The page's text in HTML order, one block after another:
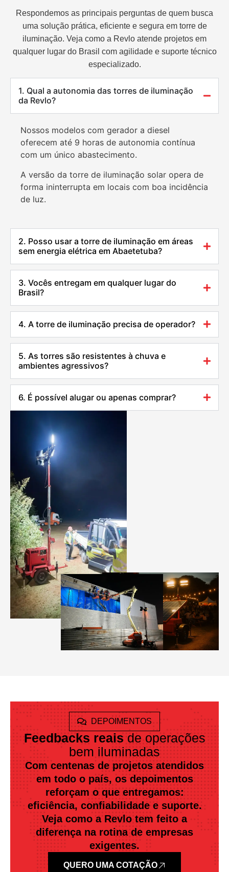
Respondemos as principais perguntas de quem busca
uma solução prática, eficiente e segura em torre de
iluminação. Veja como a Revlo atende projetos em
qualquer lugar do Brasil com agilidade e suporte técnico
especializado.
1. Qual a autonomia das torres de iluminação
da Revlo?
Nossos modelos com gerador a diesel
oferecem até 9 horas de autonomia contínua
com um único abastecimento.
A versão da torre de iluminação solar opera de
forma ininterrupta em locais com boa incidência
de luz.
2. Posso usar a torre de iluminação em áreas
sem energia elétrica em Abaetetuba?
3. Vocês entregam em qualquer lugar do
Brasil?
4. A torre de iluminação precisa de operador?
5. As torres são resistentes à chuva e
ambientes agressivos?
6. É possível alugar ou apenas comprar?
DEPOIMENTOS
Feedbacks reaisde operações
bem iluminadas
Com centenas de projetos atendidos
em todo o país, os depoimentos
reforçam o que entregamos:
eficiência, confiabilidade e suporte.
Veja como a Revlo tem feito a
diferença na rotina de empresas
exigentes.
QUERO UMA COTAÇÃO